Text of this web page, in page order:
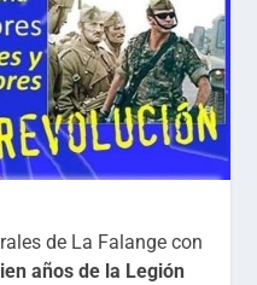
de La Falange con
años de la Legión